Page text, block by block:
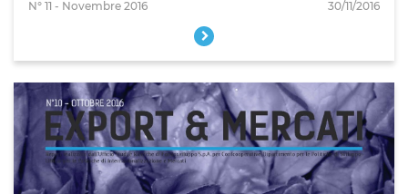
N° 11 - Novembre 2016 30/11/2016